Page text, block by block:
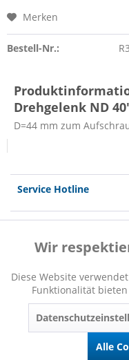
Merken
Bestell-Nr.:
Drehgelenk ND
D=44 mm zum
Service Hotline
* Alle Preise inkl. gesetzl.
Funktionale
Marketing
Tracking
Wir
Diese Website
Funktionalität
Alle